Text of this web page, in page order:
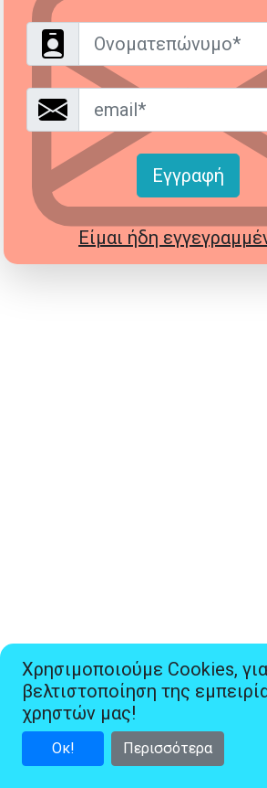
Χρησιμοποιούμε Cookies,
βελτιστοποίηση της
χρηστών μας!
Οκ! Περισσότερα
Όνομα
Email*
Εγγραφή
Είμαι ήδη